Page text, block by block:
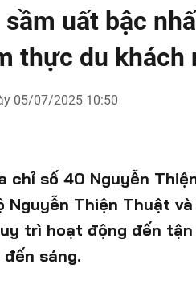
uất bậc
thực du khách
05/07/2025 10:50
chỉ số 40 Nguyễn
Nguyễn Thiện Thuật
trì hoạt động đến
sáng.